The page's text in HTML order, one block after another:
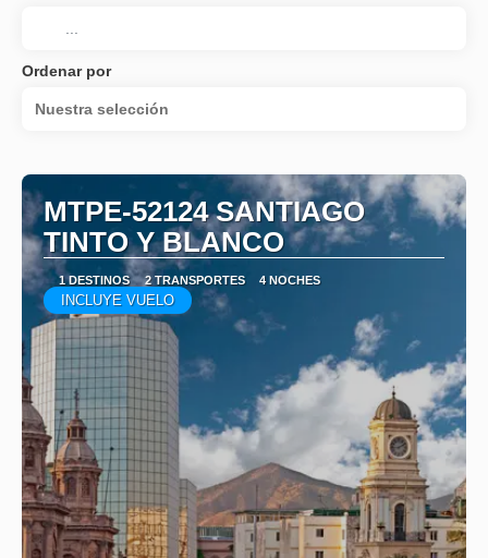
Ordenar por
Nuestra selección
MTPE-52124 SANTIAGO
TINTO Y BLANCO
1 DESTINOS 2 TRANSPORTES 4 NOCHES
INCLUYE VUELO